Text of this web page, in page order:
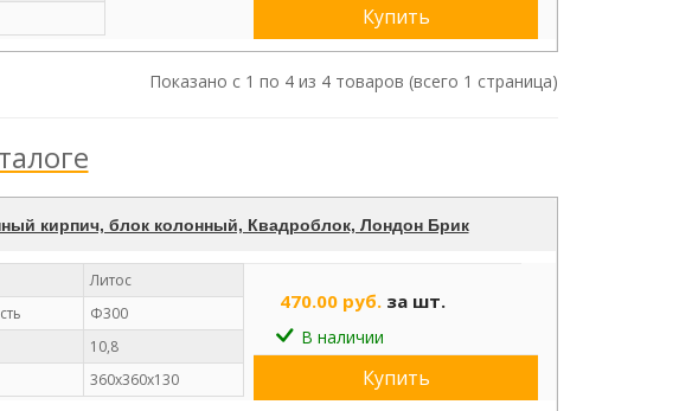
Купить
Показано с 1 по 4 из 4 товаров (всего 1 страница)
кирпич, блок колонный, Квадроблок, Лондон Брик
470.00 руб. за шт.
В наличии
Литос
Ф300
10,8
360х360х130 Купить